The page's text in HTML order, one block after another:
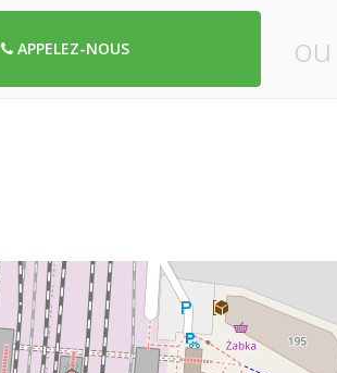
APPELEZ-NOUS ou